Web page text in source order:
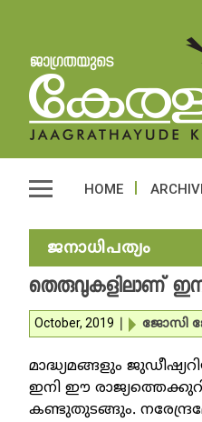
HOME
ജനാധിപത്യം
തെരുവുകളിലാണ് ഇനി
October, 2019 ജോസി
മാദ്ധ്യമങ്ങളും
ഇനി ഈ
കണ്ടുതുടങ്ങും.